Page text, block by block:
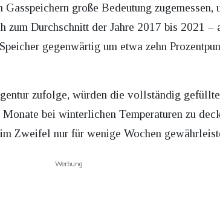
große Bedeutung zugemessen,
Durchschnitt der Jahre 2017 bis 2021 –
gegenwärtig um etwa zehn
zufolge, würden die vollständig
bei winterlichen Temperaturen zu
Zweifel nur für wenige Wochen
Werbung